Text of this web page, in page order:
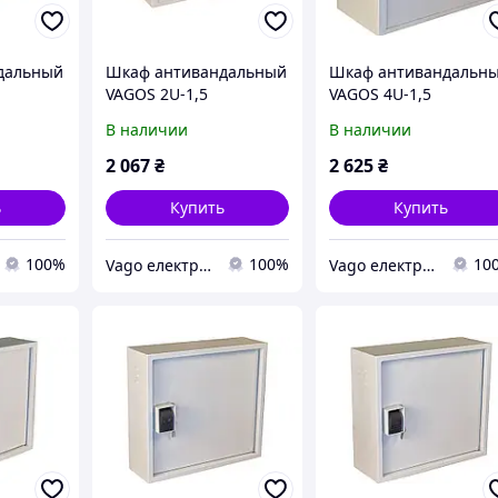
100%
Шкаф антивандальный
VAGOS 2U-1,5
(020707)
В наличии
2 067₴
Купить
Vago електрощитове та телекомунікаційне обладнання 100%
Шкаф
VAGOS 4U-1,5
(020708)
В наличии
2 625₴
Купить
Vago електрощитове та телекомунікаційне обладнання